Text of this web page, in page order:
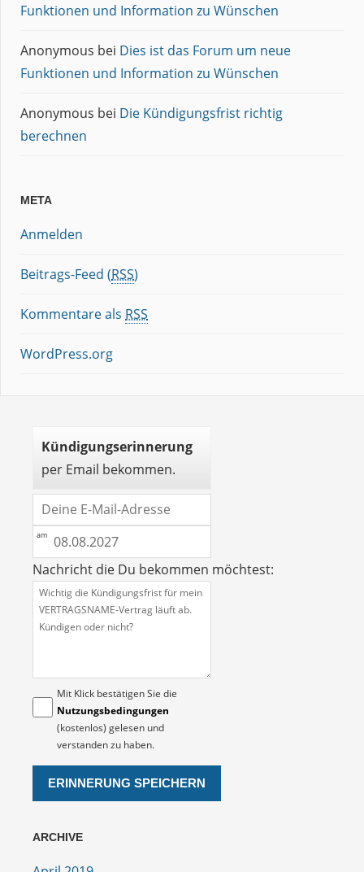
Funktionen und Information zu Wünschen
Anonymous bei Dies ist das Forum um neue
Funktionen und Information zu Wünschen
Anonymous bei Die Kündigungsfrist richtig
berechnen
META
Anmelden
Beitrags-Feed (RSS)
Kommentare als RSS
WordPress.org
Kündigungserinnerung
per Email bekommen.
Nachricht die Du bekommen möchtest:
Mit Klick bestätigen Sie die
Nutzungsbedingungen
(kostenlos) gelesen und
verstanden zu haben.
ARCHIVE